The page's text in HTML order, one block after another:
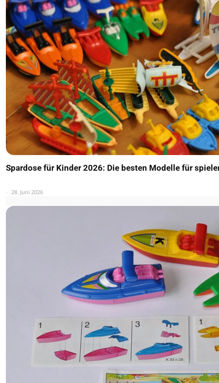
Spardose für Kinder 2026: Die besten Modelle für
28. Juni 2026